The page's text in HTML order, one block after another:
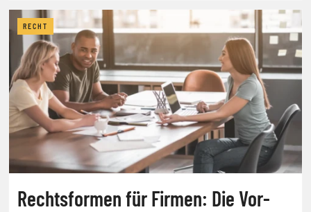
RECHT
Rechtsformen für Firmen: Die Vor-